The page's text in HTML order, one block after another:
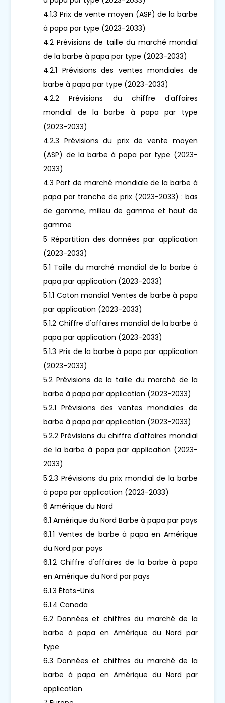
4.1.3 Prix de vente moyen (ASP) de la barbe
à papa par type (2023-2033)
4.2 Prévisions de taille du marché mondial
de la barbe à papa par type (2023-2033)
4.2.1 Prévisions des ventes mondiales de
barbe à papa par type (2023-2033)
4.2.2 Prévisions du chiffre d'affaires
mondial de la barbe à papa par type
(2023-2033)
4.2.3 Prévisions du prix de vente moyen
(ASP) de la barbe à papa par type (2023-
2033)
4.3 Part de marché mondiale de la barbe à
papa par tranche de prix (2023-2033) : bas
de gamme, milieu de gamme et haut de
gamme
5 Répartition des données par application
(2023-2033)
5.1 Taille du marché mondial de la barbe à
papa par application (2023-2033)
5.1.1 Coton mondial Ventes de barbe à papa
par application (2023-2033)
5.1.2 Chiffre d'affaires mondial de la barbe à
papa par application (2023-2033)
5.1.3 Prix de la barbe à papa par application
(2023-2033)
5.2 Prévisions de la taille du marché de la
barbe à papa par application (2023-2033)
5.2.1 Prévisions des ventes mondiales de
barbe à papa par application (2023-2033)
5.2.2 Prévisions du chiffre d'affaires mondial
de la barbe à papa par application (2023-
2033)
5.2.3 Prévisions du prix mondial de la barbe
à papa par application (2023-2033)
6 Amérique du Nord
6.1 Amérique du Nord Barbe à papa par pays
6.1.1 Ventes de barbe à papa en Amérique
du Nord par pays
6.1.2 Chiffre d'affaires de la barbe à papa
en Amérique du Nord par pays
6.1.3 États-Unis
6.1.4 Canada
6.2 Données et chiffres du marché de la
barbe à papa en Amérique du Nord par
type
6.3 Données et chiffres du marché de la
barbe à papa en Amérique du Nord par
application